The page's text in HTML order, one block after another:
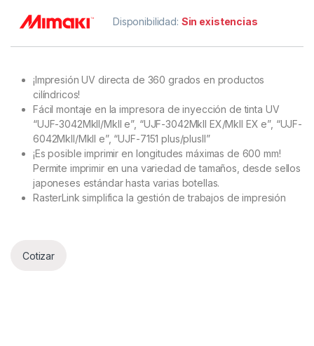
Disponibilidad: Sin existencias
¡Impresión UV directa de 360 ​​grados en productos
cilíndricos!
Fácil montaje en la impresora de inyección de tinta UV
“UJF-3042MkII/MkII e”, “UJF-3042MkII EX/MkII EX e”, “UJF-
6042MkII/MkII e”, “UJF-7151 plus/plusII”
¡Es posible imprimir en longitudes máximas de 600 mm!
Permite imprimir en una variedad de tamaños, desde sellos
japoneses estándar hasta varias botellas.
RasterLink simplifica la gestión de trabajos de impresión
Cotizar